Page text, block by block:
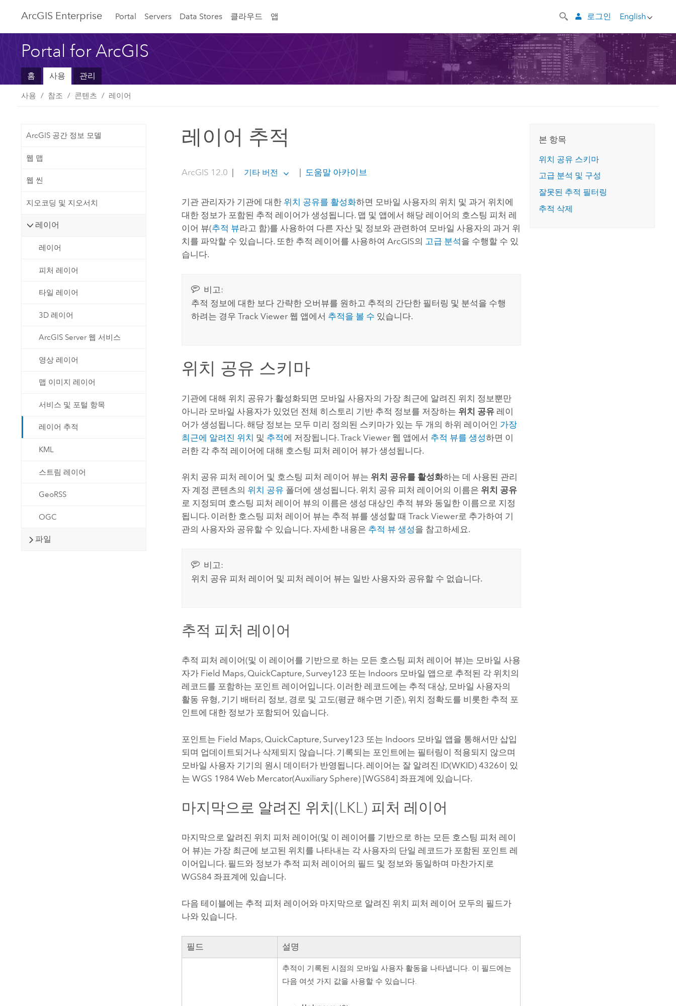
ArcGIS Enterprise Portal Servers Data Stores 클라우드 앱 English
로그인
Portal for ArcGIS
홈 사용 관리
사용 참조 콘텐츠 레이어
ArcGIS 공간 정보 모델
웹 맵
웹 씬
지오코딩 및 지오서치
레이어
레이어
피처 레이어
타일 레이어
3D 레이어
ArcGIS Server 웹 서비스
영상 레이어
맵 이미지 레이어
서비스 및 포털 항목
레이어 추적
KML
스트림 레이어
GeoRSS
OGC
파일
레이어 추적
ArcGIS 12.0 | 기타 버전 | 도움말 아카이브
기관 관리자가 기관에 대한 위치 공유를 활성화하면 모바일 사용자의 위치 및 과거 위치에
대한 정보가 포함된 추적 레이어가 생성됩니다. 맵 및 앱에서 해당 레이어의 호스팅 피처 레
이어 뷰(추적 뷰라고 함)를 사용하여 다른 자산 및 정보와 관련하여 모바일 사용자의 과거 위
치를 파악할 수 있습니다. 또한 추적 레이어를 사용하여 ArcGIS의 고급 분석을 수행할 수 있
습니다.
비고:
추적 정보에 대한 보다 간략한 오버뷰를 원하고 추적의 간단한 필터링 및 분석을 수행
하려는 경우 Track Viewer웹 앱에서 추적을 볼 수 있습니다.
위치 공유 스키마
기관에 대해 위치 공유가 활성화되면 모바일 사용자의 가장 최근에 알려진 위치 정보뿐만
아니라 모바일 사용자가 있었던 전체 히스토리 기반 추적 정보를 저장하는 위치 공유 레이
어가 생성됩니다. 해당 정보는 모두 미리 정의된 스키마가 있는 두 개의 하위 레이어인 가장
최근에 알려진 위치 및 추적에 저장됩니다. Track Viewer 웹 앱에서 추적 뷰를 생성하면 이
러한 각 추적 레이어에 대해 호스팅 피처 레이어 뷰가 생성됩니다.
위치 공유 피처 레이어 및 호스팅 피처 레이어 뷰는 위치 공유를 활성화하는 데 사용된 관리
자 계정 콘텐츠의 위치 공유 폴더에 생성됩니다. 위치 공유 피처 레이어의 이름은 위치 공유
로 지정되며 호스팅 피처 레이어 뷰의 이름은 생성 대상인 추적 뷰와 동일한 이름으로 지정
됩니다. 이러한 호스팅 피처 레이어 뷰는 추적 뷰를 생성할 때 Track Viewer로 추가하여 기
관의 사용자와 공유할 수 있습니다. 자세한 내용은 추적 뷰 생성을 참고하세요.
비고:
위치 공유 피처 레이어 및 피처 레이어 뷰는 일반 사용자와 공유할 수 없습니다.
추적 피처 레이어
추적 피처 레이어(및 이 레이어를 기반으로 하는 모든 호스팅 피처 레이어 뷰)는 모바일 사용
자가 Field Maps, QuickCapture, Survey123 또는 Indoors 모바일 앱으로 추적된 각 위치의
레코드를 포함하는 포인트 레이어입니다. 이러한 레코드에는 추적 대상, 모바일 사용자의
활동 유형, 기기 배터리 정보, 경로 및 고도(평균 해수면 기준), 위치 정확도를 비롯한 추적 포
인트에 대한 정보가 포함되어 있습니다.
포인트는 Field Maps, QuickCapture, Survey123 또는 Indoors 모바일 앱을 통해서만 삽입
되며 업데이트되거나 삭제되지 않습니다. 기록되는 포인트에는 필터링이 적용되지 않으며
모바일 사용자 기기의 원시 데이터가 반영됩니다. 레이어는 잘 알려진 ID(WKID) 4326이 있
는 WGS 1984 Web Mercator(Auxiliary Sphere) [WGS84] 좌표계에 있습니다.
마지막으로 알려진 위치(LKL) 피처 레이어
마지막으로 알려진 위치 피처 레이어(및 이 레이어를 기반으로 하는 모든 호스팅 피처 레이
어 뷰)는 가장 최근에 보고된 위치를 나타내는 각 사용자의 단일 레코드가 포함된 포인트 레
이어입니다. 필드와 정보가 추적 피처 레이어의 필드 및 정보와 동일하며 마찬가지로
WGS84 좌표계에 있습니다.
다음 테이블에는 추적 피처 레이어와 마지막으로 알려진 위치 피처 레이어 모두의 필드가
나와 있습니다.
필드 설명
추적이 기록된 시점의 모바일 사용자 활동을 나타냅니다. 이 필드에는
다음 여섯 가지 값을 사용할 수 있습니다.
본 항목
위치 공유 스키마
고급 분석 및 구성
잘못된 추적 필터링
추적 삭제